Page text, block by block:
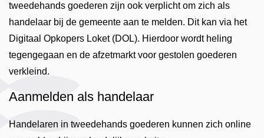
tweedehands goederen zijn ook verplicht om zich als
handelaar bij de gemeente aan te melden. Dit kan via het
Digitaal Opkopers Loket (DOL). Hierdoor wordt heling
tegengegaan en de afzetmarkt voor gestolen goederen
verkleind.
Aanmelden als handelaar
Handelaren in tweedehands goederen kunnen zich online